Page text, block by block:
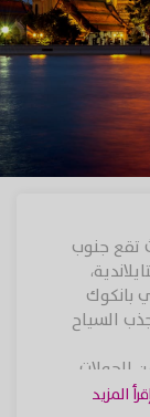
تقع جنوب
بانكوك
السياح
الجولات
مزارات
إقرأ المزيد